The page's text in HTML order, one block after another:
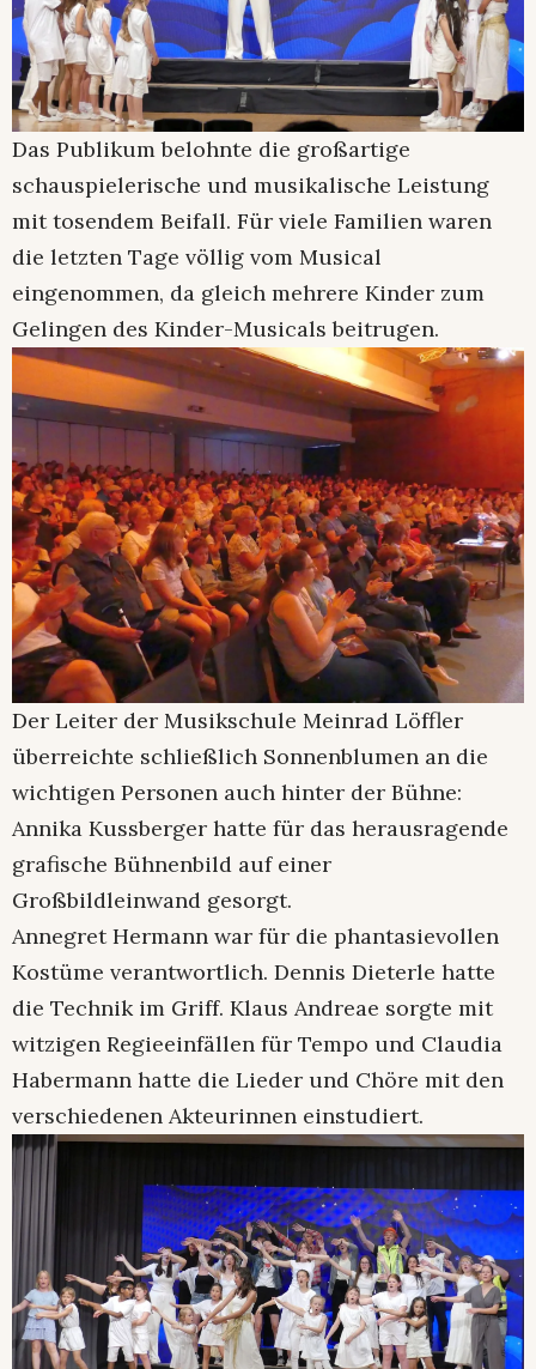
Das Publikum belohnte die großartige
schauspielerische und musikalische Leistung
mit tosendem Beifall. Für viele Familien waren
die letzten Tage völlig vom Musical
eingenommen, da gleich mehrere Kinder zum
Gelingen des Kinder-Musicals beitrugen.
Der Leiter der Musikschule Meinrad Löffler
überreichte schließlich Sonnenblumen an die
wichtigen Personen auch hinter der Bühne:
Annika Kussberger hatte für das herausragende
grafische Bühnenbild auf einer
Großbildleinwand gesorgt.
Annegret Hermann war für die phantasievollen
Kostüme verantwortlich. Dennis Dieterle hatte
die Technik im Griff. Klaus Andreae sorgte mit
witzigen Regieeinfällen für Tempo und Claudia
Habermann hatte die Lieder und Chöre mit den
verschiedenen Akteurinnen einstudiert.